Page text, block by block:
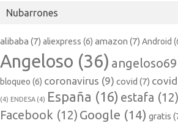
Nubarrones
alibaba (7) aliexpress (6) amazon (7) Android
Angeloso (36) angeloso69
bloqueo (6) coronavirus (9) covid (7)
(4) ENDESA (4) España (16) estafa (12)
Facebook (12) Google (14) gratis